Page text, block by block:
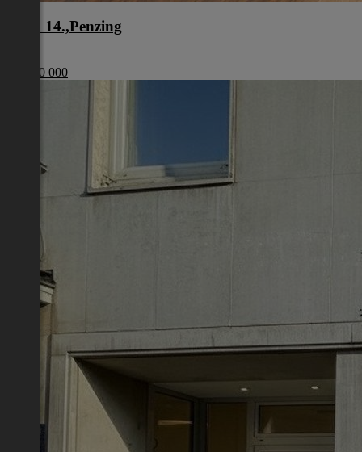
Wien 14.,Penzing
€ 1 200 000